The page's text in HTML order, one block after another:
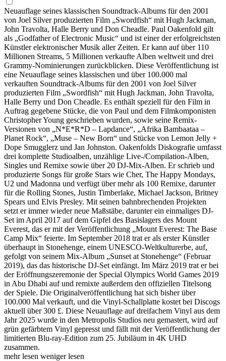
Neuauflage seines klassischen Soundtrack-Albums für den 2001
von Joel Silver produzierten Film „Swordfish“ mit Hugh Jackman,
John Travolta, Halle Berry und Don Cheadle. Paul Oakenfold gilt
als „Godfather of Electronic Music“ und ist einer der erfolgreichsten
Künstler elektronischer Musik aller Zeiten. Er kann auf über 110
Millionen Streams, 5 Millionen verkaufte Alben weltweit und drei
Grammy-Nominierungen zurückblicken. Diese Veröffentlichung ist
eine Neuauflage seines klassischen und über 100.000 mal
verkauften Soundtrack-Albums für den 2001 von Joel Silver
produzierten Film „Swordfish“ mit Hugh Jackman, John Travolta,
Halle Berry und Don Cheadle. Es enthält speziell für den Film in
Auftrag gegebene Stücke, die von Paul und dem Filmkomponisten
Christopher Young geschrieben wurden, sowie seine Remix-
Versionen von „N*E*R*D – Lapdance“, „Afrika Bambaataa –
Planet Rock“, „Muse – New Born“ und Stücke von Lemon Jelly +
Dope Smugglerz und Jan Johnston. Oakenfolds Diskografie umfasst
drei komplette Studioalben, unzählige Live-/Compilation-Alben,
Singles und Remixe sowie über 20 DJ-Mix-Alben. Er schrieb und
produzierte Songs für große Stars wie Cher, The Happy Mondays,
U2 und Madonna und verfügt über mehr als 100 Remixe, darunter
für die Rolling Stones, Justin Timberlake, Michael Jackson, Britney
Spears und Elvis Presley. Mit seinen bahnbrechenden Projekten
setzt er immer wieder neue Maßstäbe, darunter ein einmaliges DJ-
Set im April 2017 auf dem Gipfel des Basislagers des Mount
Everest, das er mit der Veröffentlichung „Mount Everest: The Base
Camp Mix“ feierte. Im September 2018 trat er als erster Künstler
überhaupt in Stonehenge, einem UNESCO-Weltkulturerbe, auf,
gefolgt von seinem Mix-Album „Sunset at Stonehenge“ (Februar
2019), das das historische DJ-Set einfängt. Im März 2019 trat er bei
der Eröffnungszeremonie der Special Olympics World Games 2019
in Abu Dhabi auf und remixte außerdem den offiziellen Titelsong
der Spiele. Die Originalveröffentlichung hat sich bisher über
100.000 Mal verkauft, und die Vinyl-Schallplatte kostet bei Discogs
aktuell über 300 £. Diese Neuauflage auf dreifachem Vinyl aus dem
Jahr 2025 wurde in den Metropolis Studios neu gemastert, wird auf
grün gefärbtem Vinyl gepresst und fällt mit der Veröffentlichung der
limitierten Blu-ray-Edition zum 25. Jubiläum in 4K UHD
zusammen.
mehr lesen weniger lesen